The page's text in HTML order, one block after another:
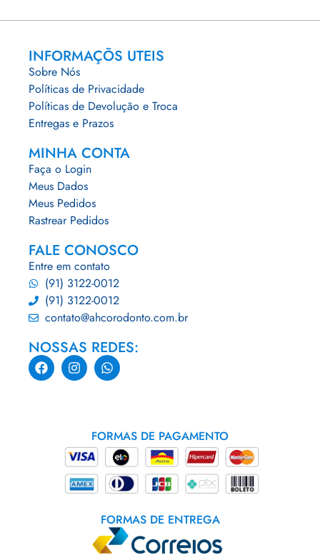
INFORMAÇÕS UTEIS
Sobre Nós
Políticas de Privacidade
Políticas de Devolução e Troca
Entregas e Prazos
MINHA CONTA
Faça o Login
Meus Dados
Meus Pedidos
Rastrear Pedidos
FALE CONOSCO
Entre em contato
(91) 3122-0012
(91) 3122-0012
contato@ahcorodonto.com.br
NOSSAS REDES:
FORMAS DE PAGAMENTO
FORMAS DE ENTREGA